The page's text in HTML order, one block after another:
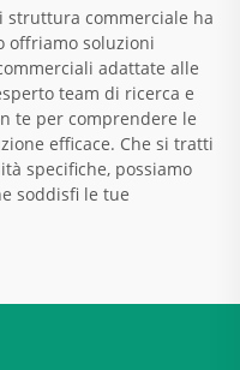
struttura commerciale ha
offriamo soluzioni
adattate alle
team di ricerca e
te per comprendere le
efficace. Che si tratti
specifiche, possiamo
soddisfi le tue